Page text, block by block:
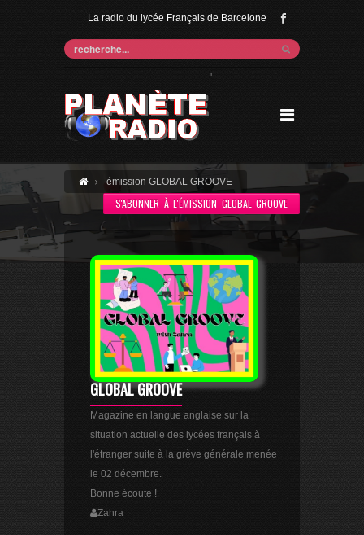
La radio du lycée Français de Barcelone
'
émission GLOBAL GROOVE
S'ABONNER À L'ÉMISSION GLOBAL GROOVE
GLOBAL GROOVE
Magazine en langue anglaise sur la
situation actuelle des lycées français à
l'étranger suite à la grève générale menée
le 02 décembre.
Bonne écoute !
Zahra